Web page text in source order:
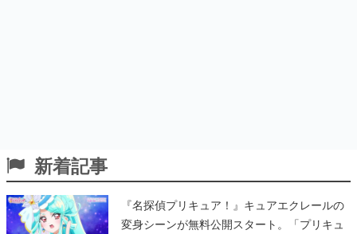
新着記事
『名探偵プリキュア！』キュアエクレールの
変身シーンが無料公開スタート。「プリキュ